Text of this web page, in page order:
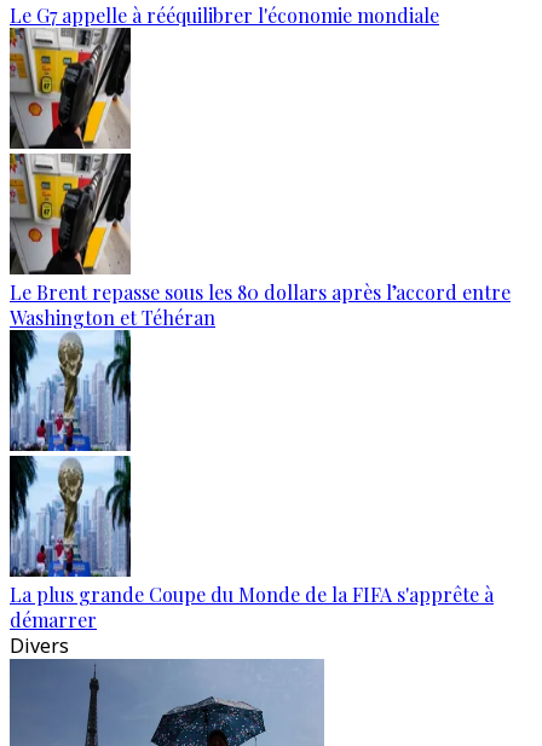
Le G7 appelle à rééquilibrer l'économie mondiale
Le Brent repasse sous les 80 dollars après l’accord entre
Washington et Téhéran
La plus grande Coupe du Monde de la FIFA s'apprête à
démarrer
Divers